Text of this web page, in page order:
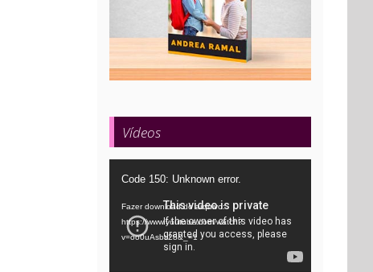
Vídeos
Tocador
vídeo
Code 150: Unknown error.
Fazer download do arquivo:
https://www.youtube.com/watch?
v=oo0uAsbti28&_=1